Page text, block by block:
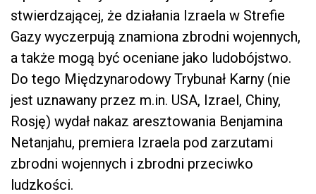
stwierdzającej, że działania Izraela w Strefie
Gazy wyczerpują znamiona zbrodni wojennych,
a także mogą być oceniane jako ludobójstwo.
Do tego Międzynarodowy Trybunał Karny (nie
jest uznawany przez m.in. USA, Izrael, Chiny,
Rosję) wydał nakaz aresztowania Benjamina
Netanjahu, premiera Izraela pod zarzutami
zbrodni wojennych i zbrodni przeciwko
ludzkości.